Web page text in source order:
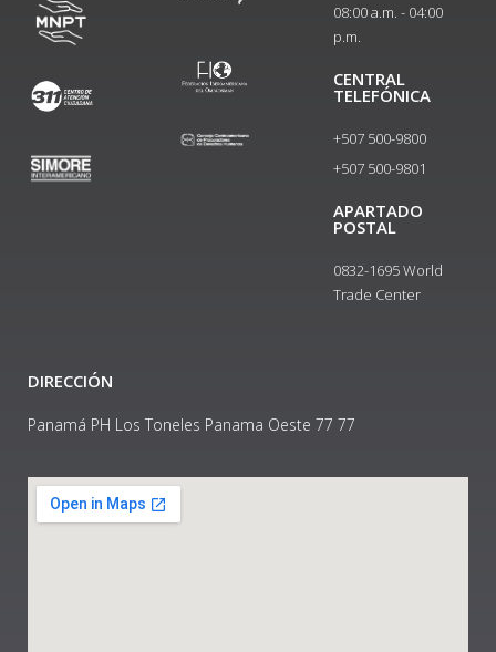
08:00 a.m. - 04:00
p.m.
CENTRAL
TELEFÓNICA
+507 500-9800
+507 500-9801​
APARTADO
POSTAL
0832-1695 World
Trade Center
DIRECCIÓN
Panamá PH Los Toneles Panama Oeste 77 77